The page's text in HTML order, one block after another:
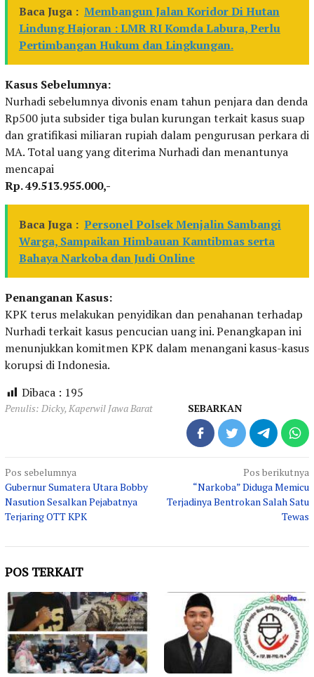
Baca Juga : Membangun Jalan Koridor Di Hutan
Lindung Hajoran : LMR RI Komda Labura, Perlu
Pertimbangan Hukum dan Lingkungan.
Kasus Sebelumnya:
Nurhadi sebelumnya divonis enam tahun penjara dan denda
Rp500 juta subsider tiga bulan kurungan terkait kasus suap
dan gratifikasi miliaran rupiah dalam pengurusan perkara di
MA. Total uang yang diterima Nurhadi dan menantunya
mencapai
Rp. 49.513.955.000,-
Baca Juga : Personel Polsek Menjalin Sambangi
Warga, Sampaikan Himbauan Kamtibmas serta
Bahaya Narkoba dan Judi Online
Penanganan Kasus:
KPK terus melakukan penyidikan dan penahanan terhadap
Nurhadi terkait kasus pencucian uang ini. Penangkapan ini
menunjukkan komitmen KPK dalam menangani kasus-kasus
korupsi di Indonesia.
Dibaca : 195
Penulis: Dicky, Kaperwil Jawa Barat SEBARKAN
Navigasi
pos
Pos sebelumnya
Gubernur Sumatera Utara Bobby
Nasution Sesalkan Pejabatnya
Terjaring OTT KPK
Pos berikutnya
“Narkoba” Diduga Memicu
Terjadinya Bentrokan Salah Satu
Tewas
POS TERKAIT